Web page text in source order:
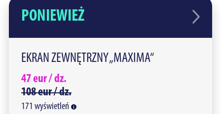
PONIEWIEŻ
EKRAN ZEWNĘTRZNY „MAXIMA“
47eur /dz.
108eur /dz.
171 wyświetleń